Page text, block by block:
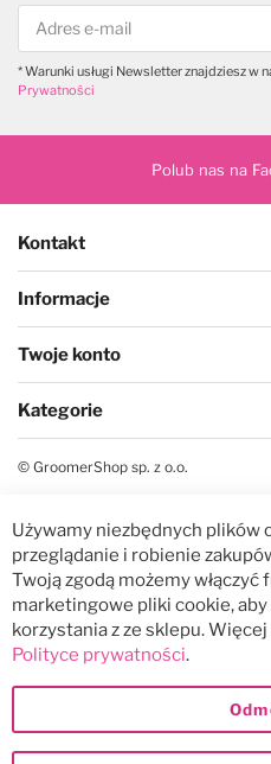
* Warunki usługi Newsletter znajdziesz w
Prywatności
Polub nas na
Kontakt
Informacje
Twoje konto
Kategorie
© GroomerShop sp. z o.o.
Używamy niezbędnych plików
przeglądanie i robienie
Twoją zgodą możemy włączyć
marketingowe pliki cookie,
korzystania z ze sklepu.
Polityce prywatności.